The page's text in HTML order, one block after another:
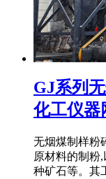
GJ系列
化工仪器
无烟煤制样粉
原材料的制粉
种矿石等。其